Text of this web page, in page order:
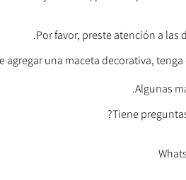
Por favor, preste atención a
agregar una maceta decorativa,
Algunas